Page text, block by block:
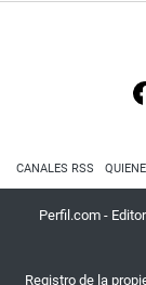
CANALES RSS
Perfil.com -
Registro de la